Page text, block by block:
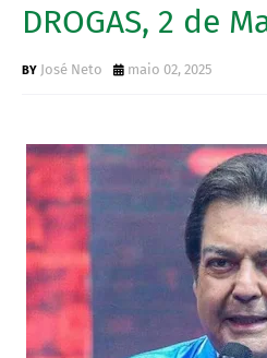
DROGAS, 2 de
José Neto maio 02, 2025